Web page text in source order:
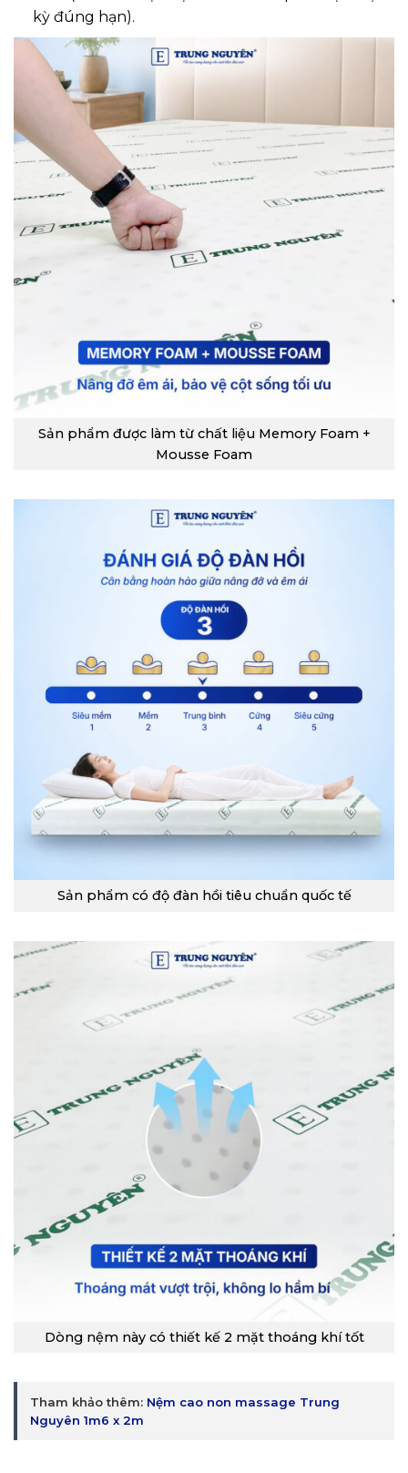
kỳ đúng hạn).
Sản phẩm được làm từ chất liệu Memory Foam +
Mousse Foam
Sản phẩm có độ đàn hồi tiêu chuẩn quốc tế
Dòng nệm này có thiết kế 2 mặt thoáng khí tốt
Tham khảo thêm: Nệm cao non massage Trung
Nguyên 1m6 x 2m